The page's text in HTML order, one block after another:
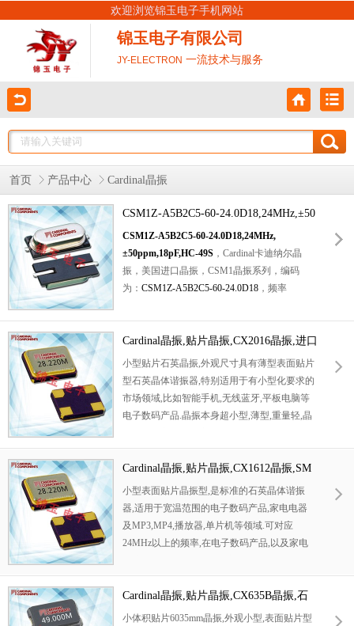
欢迎浏览锦玉电子手机网站
锦玉电子有限公司
JY-ELECTRON 一流技术与服务
首页 产品中心 Cardinal晶振
CSM1Z-A5B2C5-60-24.0D18,24MHz,±50
ppm,18pF,HC-49S
CSM1Z-A5B2C5-60-24.0D18,24MHz,
±50ppm,18pF,HC-49S ， Cardinal卡迪纳尔晶
振，美国进口晶振，CSM1晶振系列，编码
为： CSM1Z-A5B2C5-60-24.0D18 ，频率
小体积外形尺寸12.9x4.7x4.3mm封装，两脚贴
片晶振，石英贴片晶振，无源晶振，石英晶体
谐振器 ，无铅环保晶振，SMD晶振，低轮廓表
面安装MHz晶体，被广泛用于通讯设备晶振，
无线网络晶振，蓝牙模块晶振，汽车电子晶
振，导航仪，医疗设备，数码电子，物联网等
Cardinal晶振,贴片晶振,CX2016晶振,进口
谐振器
小型贴片石英晶振,外观尺寸具有薄型表面贴片
型石英晶体谐振器,特别适用于有小型化要求的
市场领域,比如智能手机,无线蓝牙,平板电脑等
电子数码产品.晶振本身超小型,薄型,重量轻,晶
在办公自动化,家电相关电器领域及
Bluetooth,Wireless LAN等短距离无线通信领域
可发挥优良的电气特性,满足无铅焊接的回流温
度曲线要求.
Cardinal晶振,贴片晶振,CX1612晶振,SM
D进口晶振
小型表面贴片晶振型,是标准的石英晶体谐振
器,适用于宽温范围的电子数码产品,家电电器
及MP3,MP4,播放器,单片机等领域.可对应
24MHz以上的频率,在电子数码产品,以及家电
铅焊接的回流温度曲线要求.
Cardinal晶振,贴片晶振,CX635B晶振,石
英进口晶振
小体积贴片6035mm晶振,外观小型,表面贴片型